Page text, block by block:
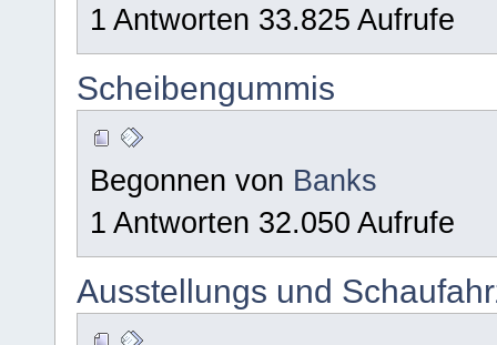
1 Antworten 33.825 Aufrufe
Scheibengummis
Begonnen von Banks
1 Antworten 32.050 Aufrufe
Ausstellungs und